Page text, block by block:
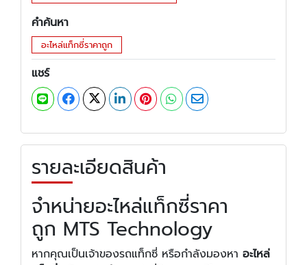
คำค้นหา
อะไหล่แท็กซี่ราคาถูก
แชร์
รายละเอียดสินค้า
จำหน่ายอะไหล่แท็กซี่ราคา
ถูก MTS Technology
หากคุณเป็นเจ้าของรถแท็กซี่ หรือกำลังมองหา อะไหล่